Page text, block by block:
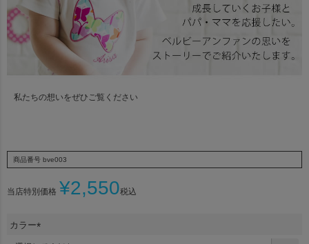
私たちの想いをぜひご覧ください
商品番号 bve003
当店特別価格 ¥2,550税込
カラー